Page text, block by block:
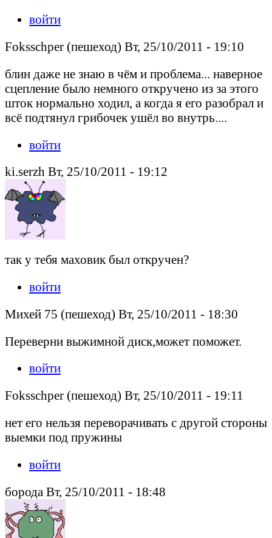
войти
Foksschper (пешеход) Вт, 25/10/2011 - 19:10
блин даже не знаю в чём и проблема... наверное
сцепление было немного откручено из за этого
шток нормально ходил, а когда я его разобрал и
всё подтянул грибочек ушёл во внутрь....
войти
ki.serzh Вт, 25/10/2011 - 19:12
так у тебя маховик был откручен?
войти
Михей 75 (пешеход) Вт, 25/10/2011 - 18:30
Переверни выжимной диск,может поможет.
войти
Foksschper (пешеход) Вт, 25/10/2011 - 19:11
нет его нельзя переворачивать с другой стороны
выемки под пружины
войти
борода Вт, 25/10/2011 - 18:48